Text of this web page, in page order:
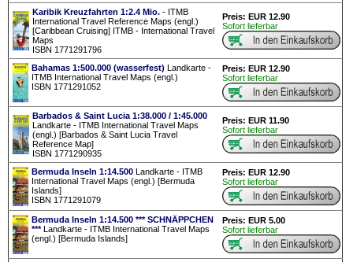
Karibik Kreuzfahrten 1:2.4 Mio. - ITMB
International Travel Reference Maps (engl.)
[Caribbean Cruising] ITMB - International Travel
Maps
ISBN 1771291796
Preis: EUR 12.90
Sofort lieferbar
Bahamas 1:500.000 (wasserfest) Landkarte -
ITMB International Travel Maps (engl.)
ISBN 1771291052
Preis: EUR 12.90
Sofort lieferbar
Barbados & Saint Lucia 1:38.000 / 1:45.000
Landkarte - ITMB International Travel Maps
(engl.) [Barbados & Saint Lucia Travel
Reference Map]
ISBN 1771290935
Preis: EUR 11.90
Sofort lieferbar
Bermuda Inseln 1:14.500 Landkarte - ITMB
International Travel Maps (engl.) [Bermuda
Islands]
ISBN 1771291079
Preis: EUR 12.90
Sofort lieferbar
Bermuda Inseln 1:14.500 *** SCHNÄPPCHEN
***Landkarte - ITMB International Travel Maps
(engl.) [Bermuda Islands]
Preis: EUR 5.00
Sofort lieferbar